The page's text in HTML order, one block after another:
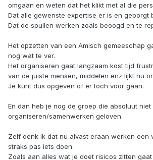
omgaan en weten dat het klikt met al die
Dat alle gewenste expertise er is en geborgt
Dat de spullen werken zoals beoogd en te
Het opzetten van een Amisch gemeeschap
nog wat te ver.
Het organiseren gaat langzaam kost tijd
van de juiste mensen, middelen enz lijkt nu
Je kunt dus opgeven of er toch voor gaan.
En dan heb je nog de groep die absoluut niet
organiseren/samenwerken geloven.
Zelf denk ik dat nu alvast eraan werken een
straks pas iets doen.
Zoals aan alles wat je doet risicos zitten